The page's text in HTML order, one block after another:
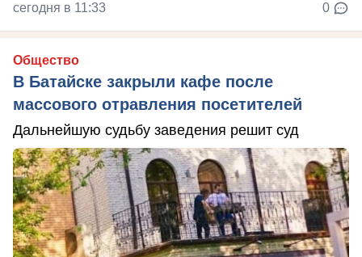
сегодня в 11:33 0
Общество
В Батайске закрыли кафе после
массового отравления посетителей
Дальнейшую судьбу заведения решит суд